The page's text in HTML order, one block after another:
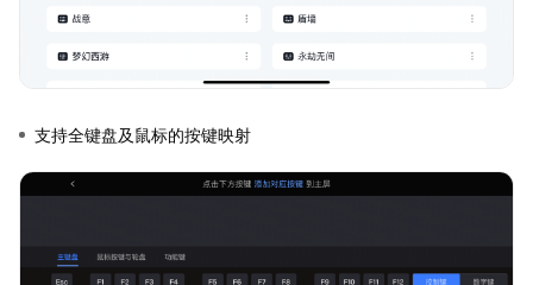
支持全键盘及鼠标的按键映射